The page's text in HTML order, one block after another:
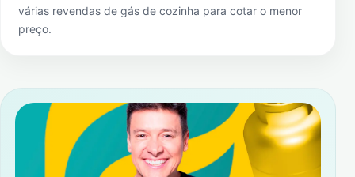
várias revendas de gás de cozinha para cotar o menor
preço.